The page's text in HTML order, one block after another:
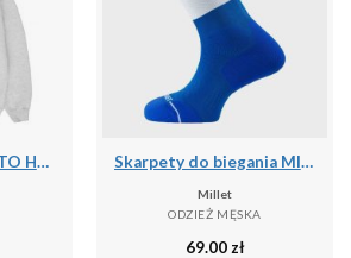
Bluza męska PROSTO Hoodie Aiz Skarpety do biegania MILLET Intense Crew Socks M
Millet
ODZIEŻ MĘSKA
69.00 zł